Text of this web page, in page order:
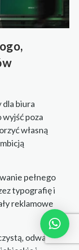
biura
poza
własną
pełnego
typografię i
reklamowe
odważną.